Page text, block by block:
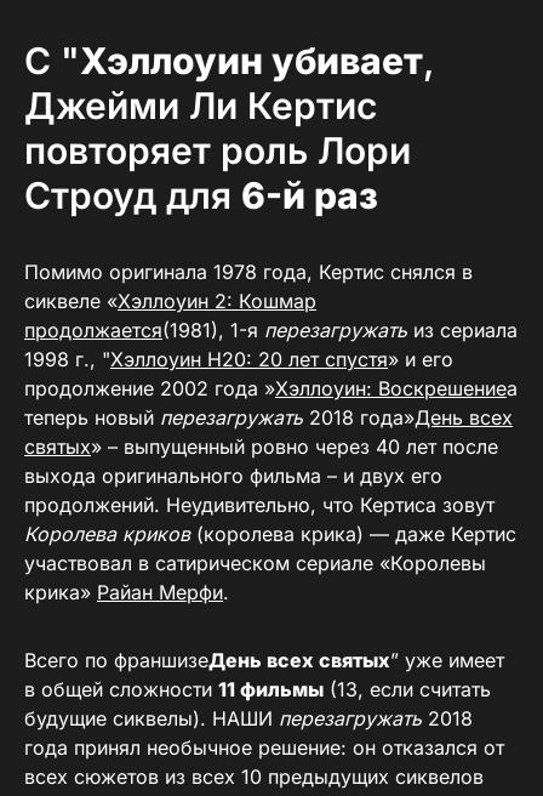
С "Хэллоуин убивает,
Джейми Ли Кертис
повторяет роль Лори
Строуд для 6-й раз
Помимо оригинала 1978 года, Кертис снялся в
сиквеле «Хэллоуин 2: Кошмар
продолжается(1981), 1-я перезагружать из сериала
1998 г., "Хэллоуин H20: 20 лет спустя» и его
продолжение 2002 года »Хэллоуин: Воскрешениеа
теперь новый перезагружать 2018 года»День всех
святых» – выпущенный ровно через 40 лет после
выхода оригинального фильма – и двух его
продолжений. Неудивительно, что Кертиса зовут
Королева криков(королева крика) — даже Кертис
участвовал в сатирическом сериале «Королевы
крика» Райан Мерфи.
Всего по франшизеДень всех святых” уже имеет
в общей сложности 11 фильмы (13, если считать
будущие сиквелы). НАШИ перезагружать 2018
года принял необычное решение: он отказался от
всех сюжетов из всех 10 предыдущих сиквелов